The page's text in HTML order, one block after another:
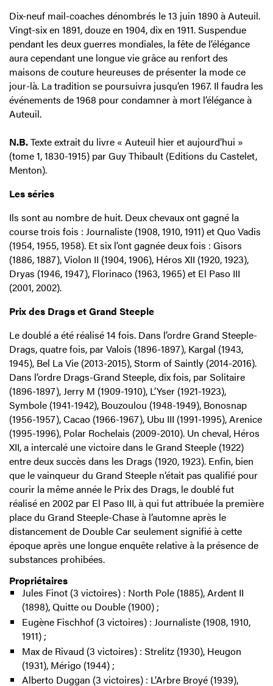
Dix-neuf mail-coaches dénombrés le 13 juin 1890 à Auteuil.
Vingt-six en 1891, douze en 1904, dix en 1911. Suspendue
pendant les deux guerres mondiales, la fête de l’élégance
aura cependant une longue vie grâce au renfort des
maisons de couture heureuses de présenter la mode ce
jour-là. La tradition se poursuivra jusqu’en 1967. Il faudra les
événements de 1968 pour condamner à mort l’élégance à
Auteuil.
N.B.Texte extrait du livre « Auteuil hier et aujourd’hui »
(tome 1, 1830-1915) par Guy Thibault (Editions du Castelet,
Menton).
Les séries
Ils sont au nombre de huit. Deux chevaux ont gagné la
course trois fois : Journaliste (1908, 1910, 1911) et Quo Vadis
(1954, 1955, 1958). Et six l’ont gagnée deux fois : Gisors
(1886, 1887), Violon II (1904, 1906), Héros XII (1920, 1923),
Dryas (1946, 1947), Florinaco (1963, 1965) et El Paso III
(2001, 2002).
Prix des Drags et Grand Steeple
Le doublé a été réalisé 14 fois. Dans l’ordre Grand Steeple-
Drags, quatre fois, par Valois (1896-1897), Kargal (1943,
1945), Bel La Vie (2013-2015), Storm of Saintly (2014-2016).
Dans l’ordre Drags-Grand Steeple, dix fois, par Solitaire
(1896-1897), Jerry M (1909-1910), L’Yser (1921-1923),
Symbole (1941-1942), Bouzoulou (1948-1949), Bonosnap
(1956-1957), Cacao (1966-1967), Ubu III (1991-1995), Arenice
(1995-1996), Polar Rochelais (2009-2010). Un cheval, Héros
XII, a intercalé une victoire dans le Grand Steeple (1922)
entre deux succès dans les Drags (1920, 1923). Enfin, bien
que le vainqueur du Grand Steeple n’était pas qualifié pour
courir la même année le Prix des Drags, le doublé fut
réalisé en 2002 par El Paso III, à qui fut attribuée la première
place du Grand Steeple-Chase à l’automne après le
distancement de Double Car seulement signifié à cette
époque après une longue enquête relative à la présence de
substances prohibées.
Propriétaires
Jules Finot (3 victoires) : North Pole (1885), Ardent II
(1898), Quitte ou Double (1900) ;
Eugène Fischhof (3 victoires) : Journaliste (1908, 1910,
1911) ;
Max de Rivaud (3 victoires) : Strelitz (1930), Heugon
(1931), Mérigo (1944) ;
Alberto Duggan (3 victoires) : L’Arbre Broyé (1939),